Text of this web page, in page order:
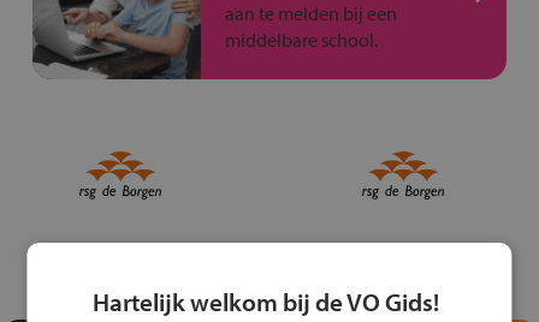
aan te melden bij een
middelbare school.
Hartelijk welkom bij de VO Gids!